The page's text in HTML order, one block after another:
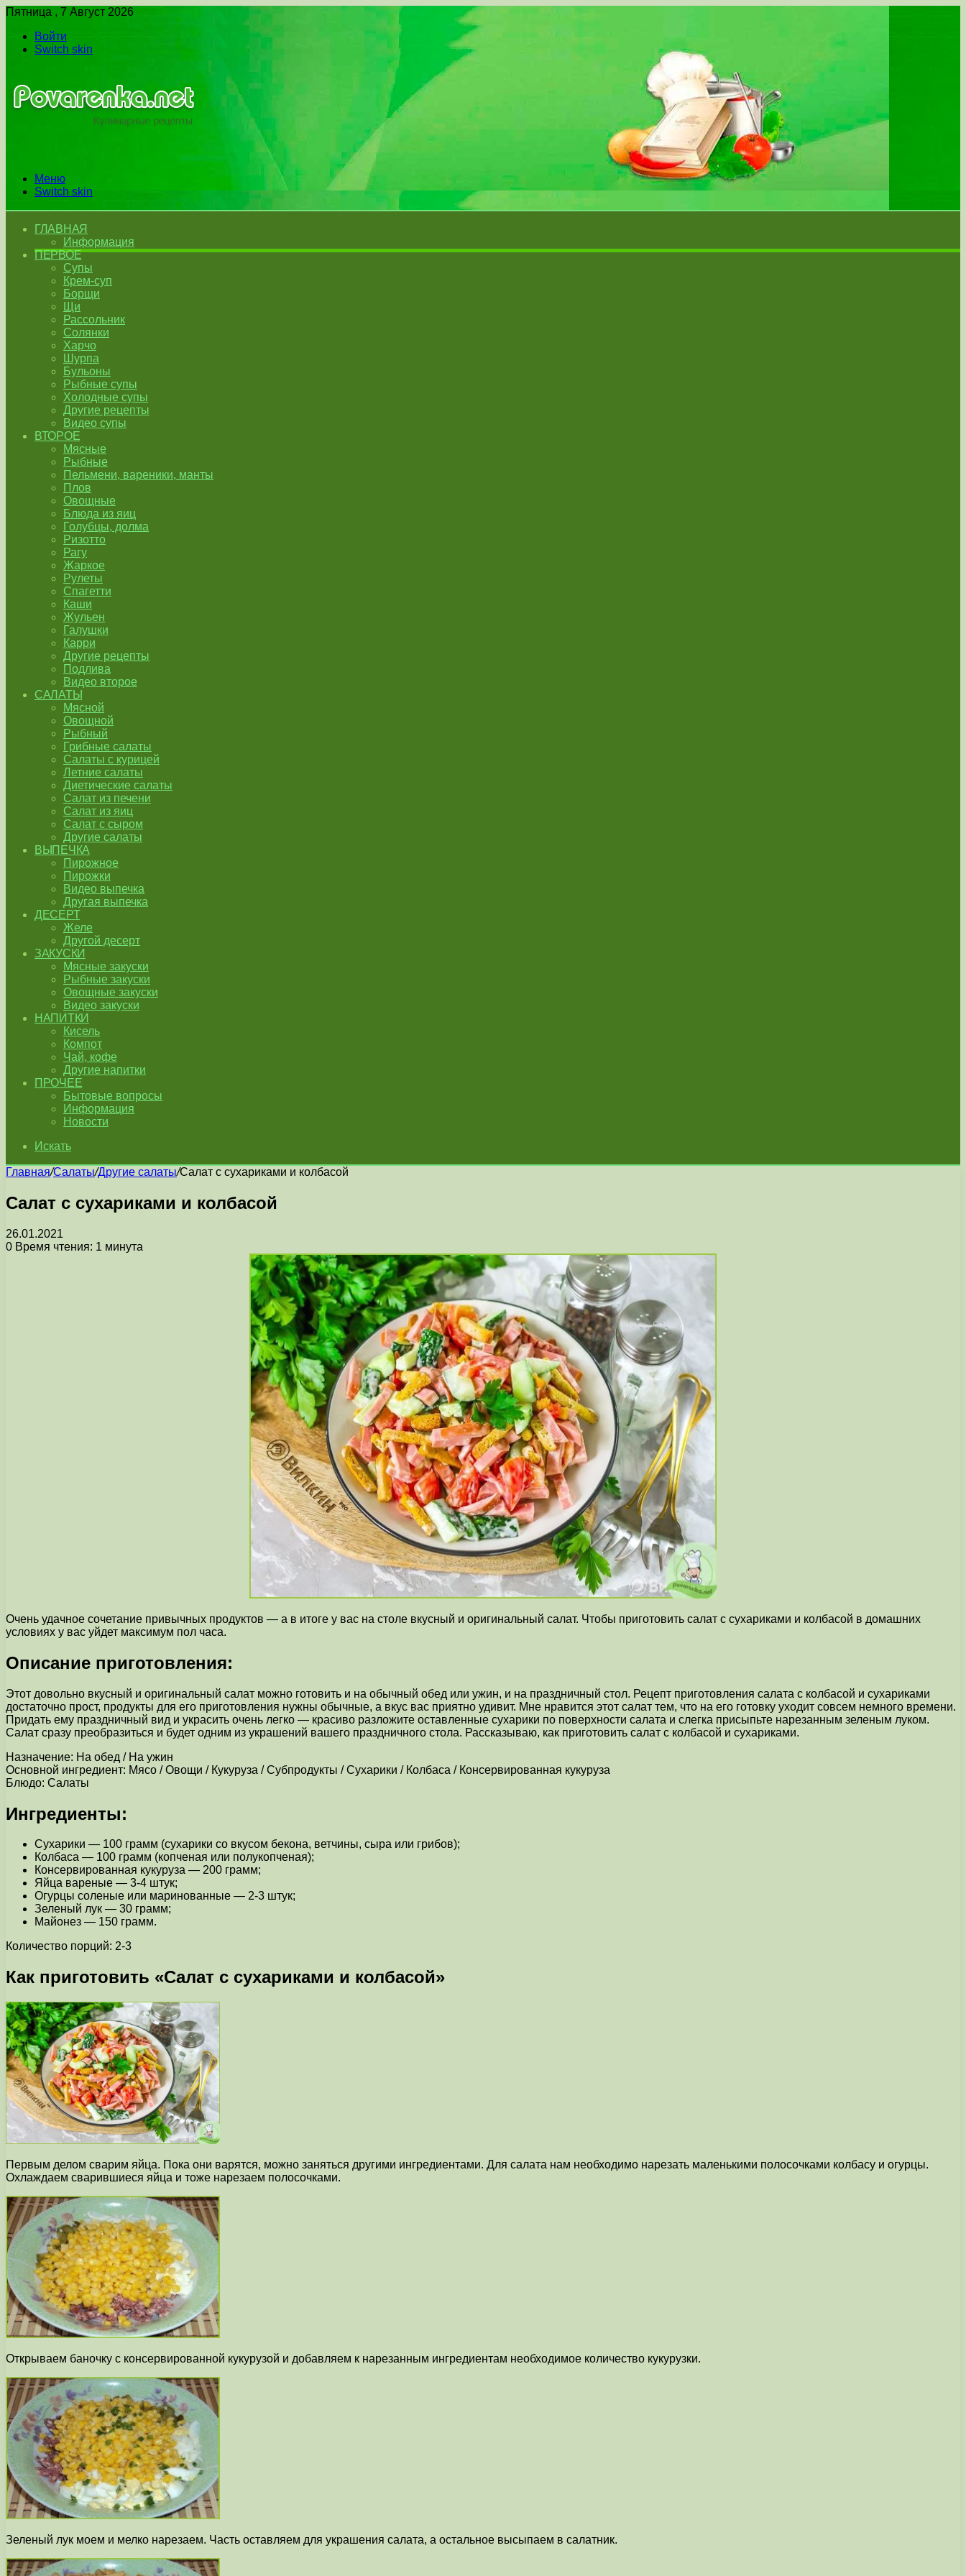
Пятница , 7 Август 2026
Войти
Switch skin
Меню
Switch skin
ГЛАВНАЯ
Информация
ПЕРВОЕ
Супы
Крем-суп
Борщи
Щи
Рассольник
Солянки
Харчо
Шурпа
Бульоны
Рыбные супы
Холодные супы
Другие рецепты
Видео супы
ВТОРОЕ
Мясные
Рыбные
Пельмени, вареники, манты
Плов
Овощные
Блюда из яиц
Голубцы, долма
Ризотто
Рагу
Жаркое
Рулеты
Спагетти
Каши
Жульен
Галушки
Карри
Другие рецепты
Подлива
Видео второе
САЛАТЫ
Мясной
Овощной
Рыбный
Грибные салаты
Салаты с курицей
Летние салаты
Диетические салаты
Салат из печени
Салат из яиц
Салат с сыром
Другие салаты
ВЫПЕЧКА
Пирожное
Пирожки
Видео выпечка
Другая выпечка
ДЕСЕРТ
Желе
Другой десерт
ЗАКУСКИ
Мясные закуски
Рыбные закуски
Овощные закуски
Видео закуски
НАПИТКИ
Кисель
Компот
Чай, кофе
Другие напитки
ПРОЧЕЕ
Бытовые вопросы
Информация
Новости
Искать
Главная/Салаты/Другие салаты/Салат с сухариками и колбасой
Салат с сухариками и колбасой
26.01.2021
0 Время чтения: 1 минута
Очень удачное сочетание привычных продуктов — а в итоге у вас на столе вкусный и оригинальный салат. Чтобы приготовить салат с сухариками и колбасой в домашних
условиях у вас уйдет максимум пол часа.
Описание приготовления:
Этот довольно вкусный и оригинальный салат можно готовить и на обычный обед или ужин, и на праздничный стол. Рецепт приготовления салата с колбасой и сухариками
достаточно прост, продукты для его приготовления нужны обычные, а вкус вас приятно удивит. Мне нравится этот салат тем, что на его готовку уходит совсем немного времени.
Придать ему праздничный вид и украсить очень легко — красиво разложите оставленные сухарики по поверхности салата и слегка присыпьте нарезанным зеленым луком.
Салат сразу преобразиться и будет одним из украшений вашего праздничного стола. Рассказываю, как приготовить салат с колбасой и сухариками.
Назначение: На обед / На ужин
Основной ингредиент: Мясо / Овощи / Кукуруза / Субпродукты / Сухарики / Колбаса / Консервированная кукуруза
Блюдо: Салаты
Ингредиенты:
Сухарики — 100 грамм (сухарики со вкусом бекона, ветчины, сыра или грибов);
Колбаса — 100 грамм (копченая или полукопченая);
Консервированная кукуруза — 200 грамм;
Яйца вареные — 3-4 штук;
Огурцы соленые или маринованные — 2-3 штук;
Зеленый лук — 30 грамм;
Майонез — 150 грамм.
Количество порций: 2-3
Как приготовить «Салат с сухариками и колбасой»
Первым делом сварим яйца. Пока они варятся, можно заняться другими ингредиентами. Для салата нам необходимо нарезать маленькими полосочками колбасу и огурцы.
Охлаждаем сварившиеся яйца и тоже нарезаем полосочками.
Открываем баночку с консервированной кукурузой и добавляем к нарезанным ингредиентам необходимое количество кукурузки.
Зеленый лук моем и мелко нарезаем. Часть оставляем для украшения салата, а остальное высыпаем в салатник.